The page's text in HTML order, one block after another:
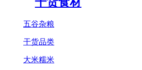
五谷杂粮
干货品类
大米糯米